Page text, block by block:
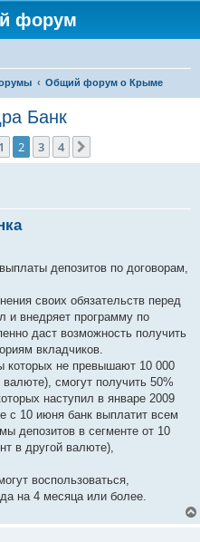
форум
Общий форум о Крыме
Банк
Пред.
1 2 3 4
депозитов по договорам,
своих обязательств перед
внедряет программу по
даст возможность получить
вкладчиков.
которых не превышают 10 000
смогут получить 50%
наступил в январе 2009
с 10 июня банк выплатит всем
депозитов в сегменте от 10
в другой валюте),
воспользоваться,
на 4 месяца или более.